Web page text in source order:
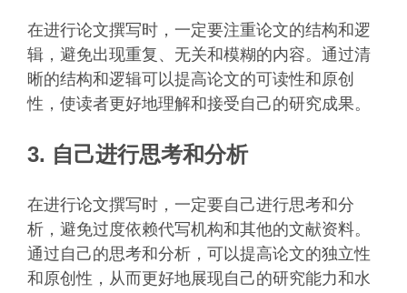
在进行论文撰写时，一定要注重论文的结构和逻
辑，避免出现重复、无关和模糊的内容。通过清
晰的结构和逻辑可以提高论文的可读性和原创
性，使读者更好地理解和接受自己的研究成果。
3. 自己进行思考和分析
在进行论文撰写时，一定要自己进行思考和分
析，避免过度依赖代写机构和其他的文献资料。
通过自己的思考和分析，可以提高论文的独立性
和原创性，从而更好地展现自己的研究能力和水